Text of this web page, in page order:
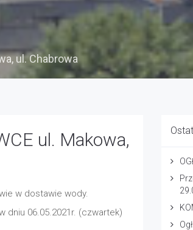
ul. Chabrowa
ul. Makowa,
w dostawie wody.
dniu 06.05.2021r. (czwartek)